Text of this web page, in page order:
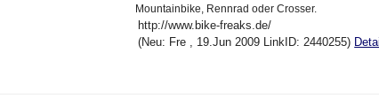
Mountainbike, Rennrad oder Crosser.
http://www.bike-freaks.de/
(Neu: Fre , 19.Jun 2009 LinkID: 2440255)